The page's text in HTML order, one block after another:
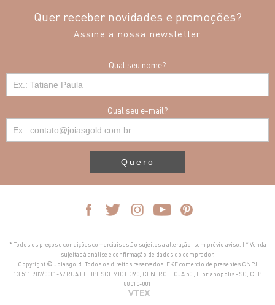
Quer receber novidades e promoções?
Assine a nossa newsletter
Qual seu nome?
Qual seu e-mail?
Quero
* Todos os preços e condições comerciais estão sujeitos a alteração, sem prévio aviso. | * Venda
sujeitas à análise e confirmação de dados do comprador.
Copyright © Joiasgold. Todos os direitos reservados. FKF comercio de presentes CNPJ
13.511.907/0001-67 RUA FELIPE SCHMIDT, 390, CENTRO, LOJA 50 , Florianópolis - SC, CEP
88010-001
VTEX